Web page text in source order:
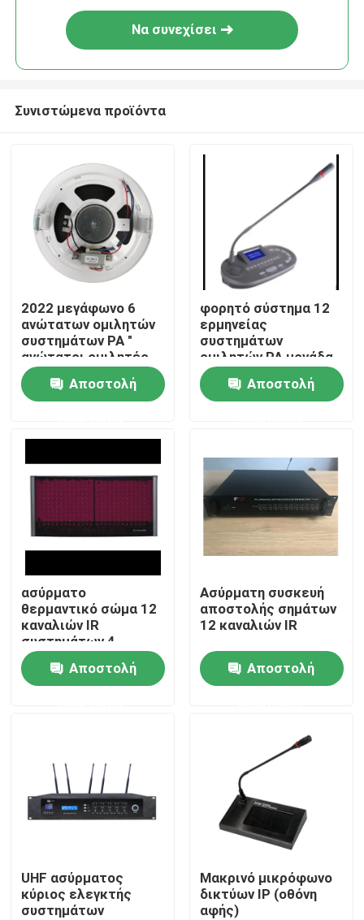
Προϊόντα
Βίντεο
Περίπου εμείς
Γύρος εργοστασίων
Ειδήσεις
Ενισχυτής συστημάτων PA
Να συνεχίσει
Συνιστώμενα προϊόντα
2022 μεγάφωνο 6
ανώτατων ομιλητών
συστημάτων PA "
ανώτατοι ομιλητές
1.5W-3W-6W
Αποστολή
φορητό σύστημα 12
ερμηνείας
συστημάτων
ομιλητών PA μονάδα
διερμηνέων καναλιών
Αποστολή
ασύρματο
θερμαντικό σώμα 12
καναλιών IR
συστημάτων 4
ομιλητών PA
Αποστολή
Ασύρματη συσκευή
αποστολής σημάτων
12 καναλιών IR
Αποστολή
UHF ασύρματος
κύριος ελεγκτής
συστημάτων
Μακρινό μικρόφωνο
δικτύων IP (οθόνη
αφής)